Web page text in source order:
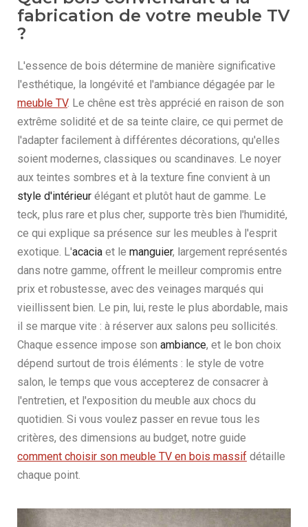
fabrication de votre meuble TV
?
L'essence de bois détermine de manière significative
l'esthétique, la longévité et l'ambiance dégagée par le
meuble TV. Le chêne est très apprécié en raison de son
extrême solidité et de sa teinte claire, ce qui permet de
l'adapter facilement à différentes décorations, qu'elles
soient modernes, classiques ou scandinaves. Le noyer
aux teintes sombres et à la texture fine convient à un
style d'intérieur élégant et plutôt haut de gamme. Le
teck, plus rare et plus cher, supporte très bien l'humidité,
ce qui explique sa présence sur les meubles à l'esprit
exotique. L'acacia et le manguier, largement représentés
dans notre gamme, offrent le meilleur compromis entre
prix et robustesse, avec des veinages marqués qui
vieillissent bien. Le pin, lui, reste le plus abordable, mais
il se marque vite : à réserver aux salons peu sollicités.
Chaque essence impose son ambiance, et le bon choix
dépend surtout de trois éléments : le style de votre
salon, le temps que vous accepterez de consacrer à
l'entretien, et l'exposition du meuble aux chocs du
quotidien. Si vous voulez passer en revue tous les
critères, des dimensions au budget, notre guide
comment choisir son meuble TV en bois massif détaille
chaque point.